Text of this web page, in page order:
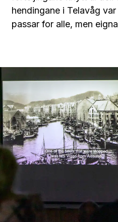
hendingane i Telavåg
passar for alle, men